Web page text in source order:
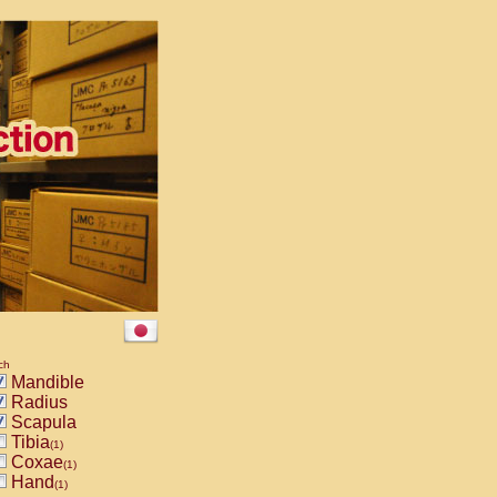
Mandible
Radius
Scapula
Tibia(1)
Coxae(1)
Hand(1)